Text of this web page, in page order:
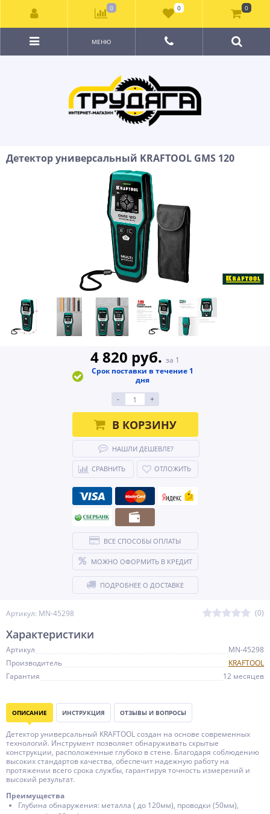
МЕНЮ
Детектор универсальный KRAFTOOL GMS 120
Артикул: MN-45298 (0)
4 820 руб. за 1
Срок поставки в течение 1
дня
-
+
В КОРЗИНУ
НАШЛИ ДЕШЕВЛЕ?
СРАВНИТЬ ОТЛОЖИТЬ
ВСЕ СПОСОБЫ ОПЛАТЫ
МОЖНО ОФОРМИТЬ В КРЕДИТ
ПОДРОБНЕЕ О ДОСТАВКЕ
Характеристики
Артикул
MN-45298
Производитель
KRAFTOOL
Гарантия
12 месяцев
ОПИСАНИЕ ИНСТРУКЦИЯ ОТЗЫВЫ И ВОПРОСЫ
Детектор универсальный KRAFTOOL создан на основе современных
технологий. Инструмент позволяет обнаруживать скрытые
конструкции, расположенные глубоко в стене. Благодаря соблюдению
высоких стандартов качества, обеспечит надежную работу на
протяжении всего срока службы, гарантируя точность измерений и
высокий результат.
Преимущества
Глубина обнаружения: металла ( до 120мм), проводки (50мм),
0 0 0